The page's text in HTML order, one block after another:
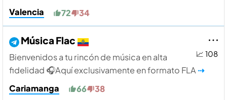
Valencia
72 34
📈 108
Música Flac
Bienvenidos a tu rincón de música en alta
fidelidad 🎧 ​Aquí exclusivamente en formato FLA ⇢
Cariamanga
66 38